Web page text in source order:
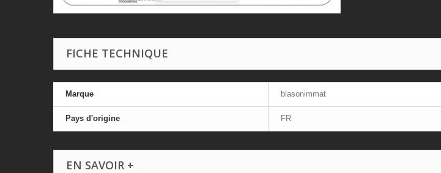
FICHE TECHNIQUE
Marque blasonimmat
Pays d'origine FR
EN SAVOIR +